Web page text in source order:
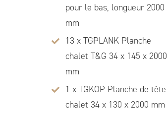
pour le bas, longueur 2000
mm
13 x TGPLANK Planche
chalet T&G 34 x 145 x 2000
mm
1 x TGKOP Planche de tête
chalet 34 x 130 x 2000 mm